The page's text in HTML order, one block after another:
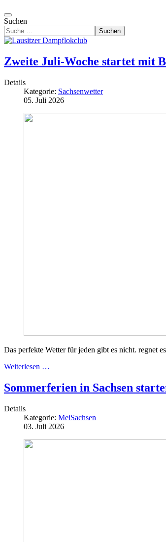
Suchen
Suchen
Zweite Juli-Woche startet mit
Details
Kategorie: Sachsenwetter
05. Juli 2026
Das perfekte Wetter für jeden gibt es nicht. regnet
Weiterlesen …
Sommerferien in Sachsen
Details
Kategorie: MeiSachsen
03. Juli 2026